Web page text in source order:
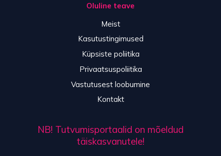
Oluline teave
Meist
Kasutustingimused
Küpsiste poliitika
Privaatsuspoliitika
Vastutusest loobumine
Kontakt
NB! Tutvumisportaalid on mõeldud
täiskasvanutele!